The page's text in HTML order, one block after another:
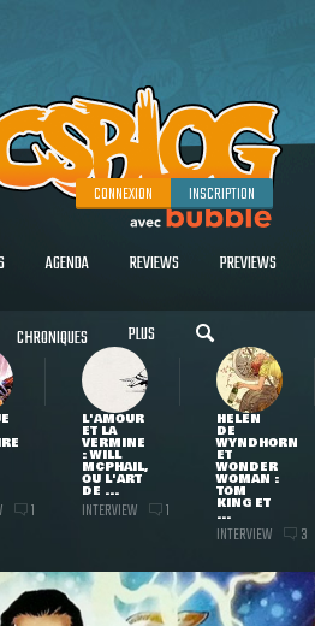
CONNEXION INSCRIPTION
AGENDA REVIEWS PREVIEWS
CHRONIQUES PLUS
1
L'AMOUR
ET LA
VERMINE
: WILL
MCPHAIL,
OU L'ART
DE ...
INTERVIEW 1
HELEN
DE
WYNDHORN
ET
WONDER
WOMAN :
TOM
KING ET
...
INTERVIEW 3